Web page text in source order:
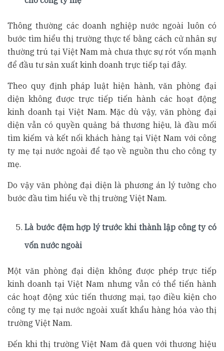
Thông thường các doanh nghiệp nước ngoài luôn có
bước tìm hiểu thị trường thực tế bằng cách cử nhân sự
thường trú tại Việt Nam mà chưa thực sự rót vốn mạnh
để đầu tư sản xuất kinh doanh trực tiếp tại đây.
Theo quy định pháp luật hiện hành, văn phòng đại
diện không được trực tiếp tiến hành các hoạt động
kinh doanh tại Việt Nam. Mặc dù vậy, văn phòng đại
diện vẫn có quyền quảng bá thương hiệu, là đầu mối
tìm kiếm và kết nối khách hàng tại Việt Nam với công
ty mẹ tại nước ngoài để tạo về nguồn thu cho công ty
mẹ.
Do vậy văn phòng đại diện là phương án lý tưởng cho
bước đầu tìm hiểu về thị trường Việt Nam.
Là bước đệm hợp lý trước khi thành lập công ty có
vốn nước ngoài
Một văn phòng đại diện không được phép trực tiếp
kinh doanh tại Việt Nam nhưng vẫn có thể tiến hành
các hoạt động xúc tiến thương mại, tạo điều kiện cho
công ty mẹ tại nước ngoài xuất khẩu hàng hóa vào thị
trường Việt Nam.
Đến khi thị trường Việt Nam đã quen với thương hiệu